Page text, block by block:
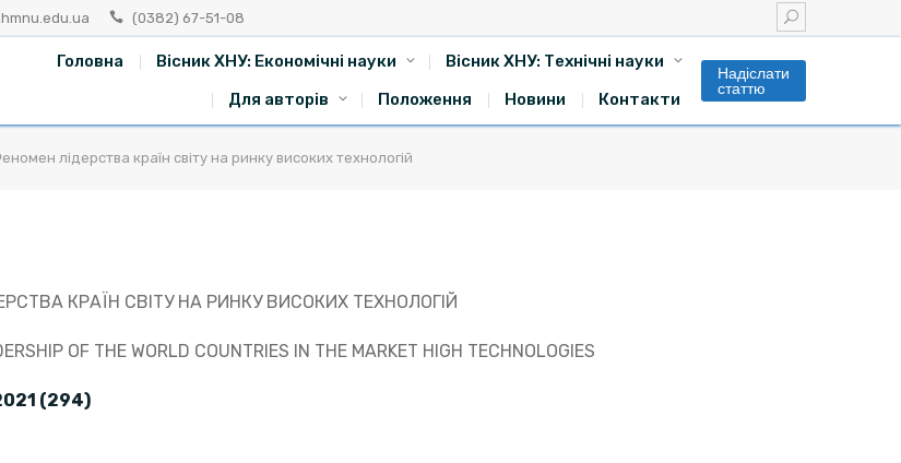
(0382) 67-51-08
Головна Вісник ХНУ: Економічні науки
Вісник ХНУ: Технічні науки
Для авторів
Положення Новини Контакти
Надіслати
статтю
лідерства країн світу на ринку високих технологій
КРАЇН СВІТУ НА РИНКУ ВИСОКИХ ТЕХНОЛОГІЙ
OF THE WORLD COUNTRIES IN THE MARKET HIGH TECHNOLOGIES
1 (294)